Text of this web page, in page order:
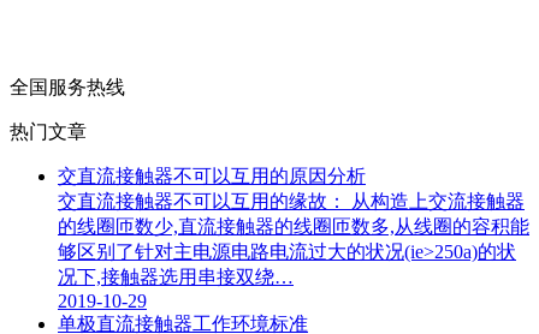
全国服务热线
热门文章
交直流接触器不可以互用的原因分析
交直流接触器不可以互用的缘故： 从构造上交流接触器
的线圈匝数少,直流接触器的线圈匝数多,从线圈的容积能
够区别了针对主电源电路电流过大的状况(ie>250a)的状
况下,接触器选用串接双绕…
2019-10-29
单极直流接触器工作环境标准